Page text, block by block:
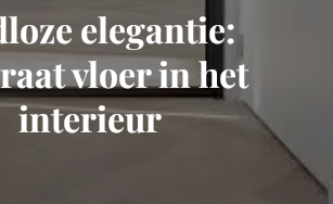
elegantie:
vloer in het
interieur